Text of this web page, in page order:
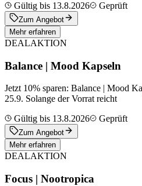
Gültig bis 13.8.2026
Geprüft
Zum Angebot
Mehr erfahren
DEALAKTION
Balance | Mood Kapseln
Jetzt 10% sparen: Balance | Mood
25.9. Solange der Vorrat reicht
Gültig bis 13.8.2026
Geprüft
Zum Angebot
Mehr erfahren
DEALAKTION
Focus | Nootropica